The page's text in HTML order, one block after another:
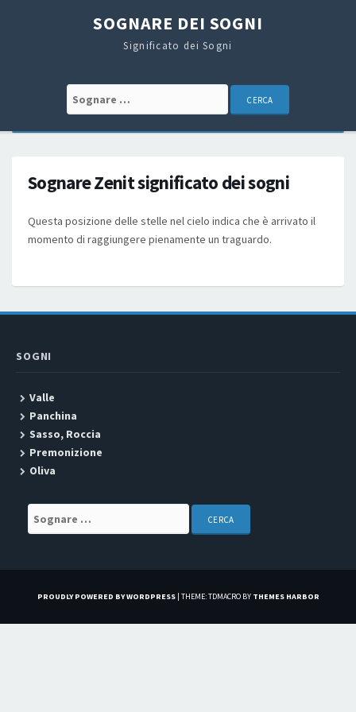
SOGNARE DEI SOGNI
Significato dei Sogni
Search for:
Sognare Zenit significato dei sogni
Questa posizione delle stelle nel cielo indica che è arrivato il
momento di raggiungere pienamente un traguardo.
SOGNI
Valle
Panchina
Sasso, Roccia
Premonizione
Oliva
Search for:
PROUDLY POWERED BY WORDPRESS | THEME: TDMACRO BY THEMES HARBOR